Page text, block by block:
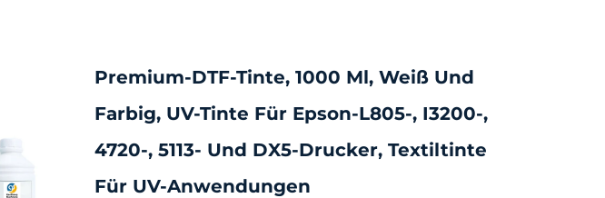
Premium-DTF-Tinte, 1000 Ml, Weiß Und
Farbig, UV-Tinte Für Epson-L805-, I3200-,
4720-, 5113- Und DX5-Drucker, Textiltinte
Für UV-Anwendungen